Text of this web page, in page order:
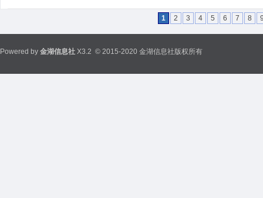
1 2 3 4 5 6 7 8
Powered by 金湖信息社 X3.2 © 2015-2020 金湖信息社版权所有